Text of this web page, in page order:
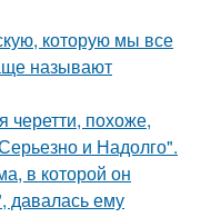
которую мы все
называют
черетти, похоже,
и Надолго".
в которой он
давалась ему